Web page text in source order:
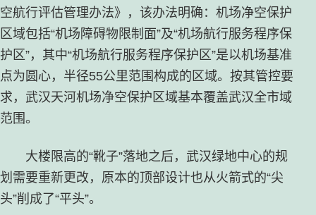
空航行评估管理办法》，该办法明确：机场净空保护
区域包括“机场障碍物限制面”及“机场航行服务程序保
护区”，其中“机场航行服务程序保护区”是以机场基准
点为圆心，半径55公里范围构成的区域。按其管控要
求，武汉天河机场净空保护区域基本覆盖武汉全市域
范围。
大楼限高的“靴子”落地之后，武汉绿地中心的规
划需要重新更改，原本的顶部设计也从火箭式的“尖
头”削成了“平头”。